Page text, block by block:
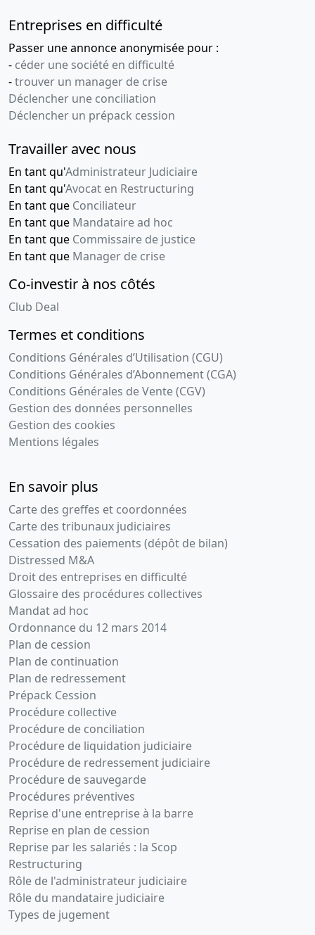
Entreprises en difficulté
Passer une annonce anonymisée pour :
- céder une société en difficulté
-trouver un manager de crise
Déclencher une conciliation
Déclencher un prépack cession
Travailler avec nous
En tant qu'Administrateur Judiciaire
En tant qu'Avocat en Restructuring
En tant que Conciliateur
En tant que Mandataire ad hoc
En tant que Commissaire de justice
En tant que Manager de crise
Co-investir à nos côtés
Club Deal
Termes et conditions
Conditions Générales d’Utilisation (CGU)
Conditions Générales d’Abonnement (CGA)
Conditions Générales de Vente (CGV)
Gestion des données personnelles
Gestion des cookies
Mentions légales
En savoir plus
Carte des greffes et coordonnées
Carte des tribunaux judiciaires
Cessation des paiements (dépôt de bilan)
Distressed M&A
Droit des entreprises en difficulté
Glossaire des procédures collectives
Mandat ad hoc
Ordonnance du 12 mars 2014
Plan de cession
Plan de continuation
Plan de redressement
Prépack Cession
Procédure collective
Procédure de conciliation
Procédure de liquidation judiciaire
Procédure de redressement judiciaire
Procédure de sauvegarde
Procédures préventives
Reprise d'une entreprise à la barre
Reprise en plan de cession
Reprise par les salariés : la Scop
Restructuring
Rôle de l'administrateur judiciaire
Rôle du mandataire judiciaire
Types de jugement